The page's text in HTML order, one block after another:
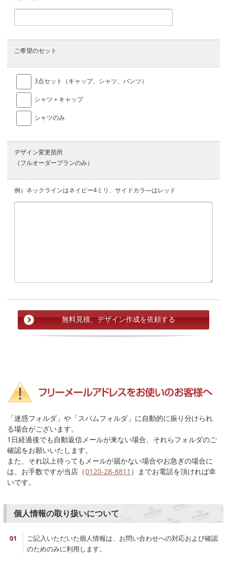
ご希望のセット
3点セット（キャップ、シャツ、パンツ）
シャツ＋キャップ
シャツのみ
デザイン変更箇所
（フルオーダープランのみ）
例）ネックラインはネイビー4ミリ、サイドカラ―はレッド
「迷惑フォルダ」や「スパムフォルダ」に自動的に振り分けられ
る場合がございます。
1日経過後でも自動返信メールが来ない場合、それらフォルダのご
確認をお願いいたします。
また、それ以上待ってもメールが届かない場合やお急ぎの場合に
は、お手数ですが当店（0120-28-8811 ）までお電話を頂ければ幸
いです。
個人情報の取り扱いについて
ご記入いただいた個人情報は、お問い合わせへの対応および確認
のためのみに利用します。